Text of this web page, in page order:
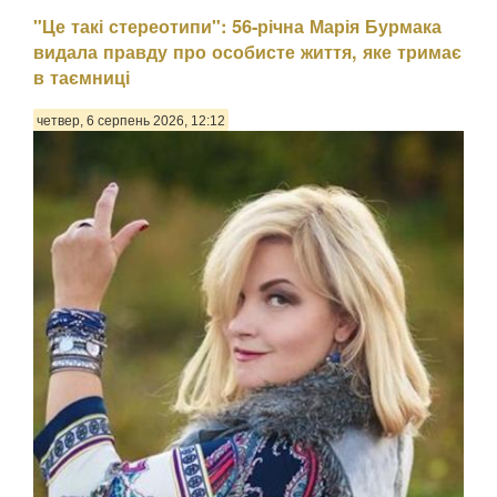
"Це такі стереотипи": 56-річна Марія Бурмака
видала правду про особисте життя, яке тримає
в таємниці
четвер, 6 серпень 2026, 12:12